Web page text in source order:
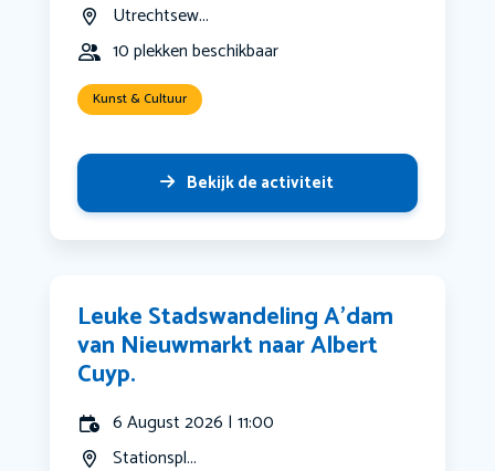
Utrechtsew...
10 plekken beschikbaar
Kunst & Cultuur
Bekijk de activiteit
Leuke Stadswandeling A’dam
van Nieuwmarkt naar Albert
Cuyp.
6 August 2026 | 11:00
Stationspl...